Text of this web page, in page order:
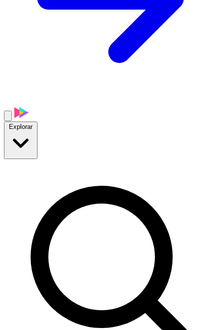
Explorar